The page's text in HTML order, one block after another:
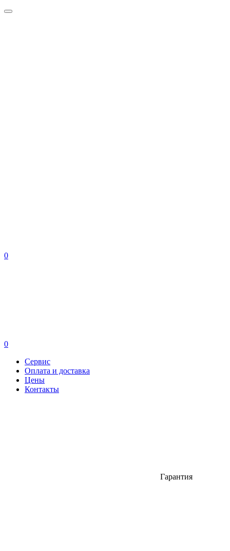
0
0
Сервис
Оплата и доставка
Цены
Контакты
Гарантия